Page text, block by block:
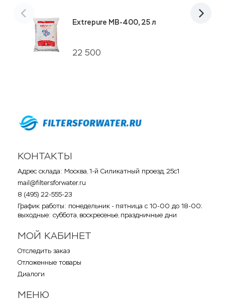
22 500
Extrepure MB-400, 25 л
КОНТАКТЫ
Адрес склада: Москва, 1-й Силикатный проезд, 25с1
mail@filtersforwater.ru
8 (495) 22-555-23
График работы: понедельник - пятница с 10-00 до 18-00;
выходные: суббота, воскресенье, праздничные дни
МОЙ КАБИНЕТ
Отследить заказ
Отложенные товары
Диалоги
МЕНЮ